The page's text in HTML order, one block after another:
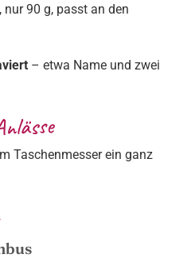
90 g, passt an den
– etwa Name und zwei
Taschenmesser ein ganz